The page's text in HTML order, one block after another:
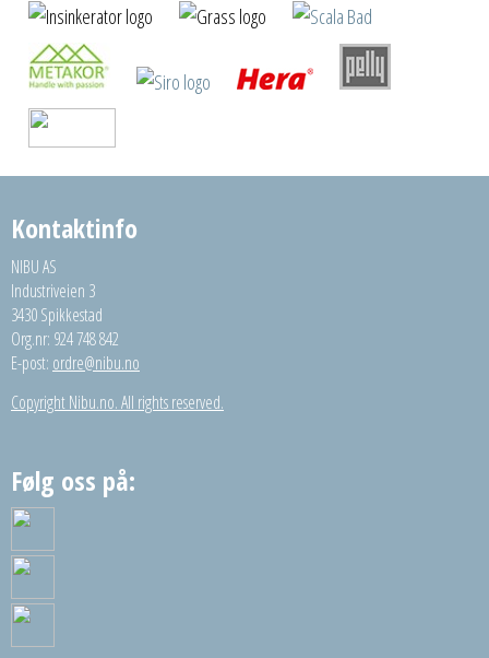
Kontaktinfo
NIBU AS
Industriveien 3
3430 Spikkestad
Org.nr: 924 748 842
E-post: ordre@nibu.no
Copyright Nibu.no. All rights reserved.
Følg oss på: